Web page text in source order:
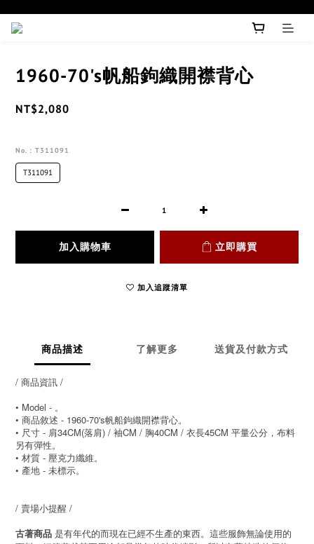
1960-70's帆船鉤織開襟背心
NT$2,080
No. : T311091
T311091
加入購物車 立即購買
加入追蹤清單
商品描述 了解更多 送貨及付款方式
/ 商品資訊 /
• Model - 。
• 商品敘述 - 1960-70's帆船鉤織開襟背心。
• 尺寸 - 肩34CM(落肩) / 袖CM / 胸40CM / 衣長45CM 平量公分，布料
另有彈性。
• 材質 - 壓克力纖維。
• 產地 - 未標示。
/ 賣場小提醒 /
古著商品 是有年代的而現在已經不生產的東西。這些服飾無論使用的